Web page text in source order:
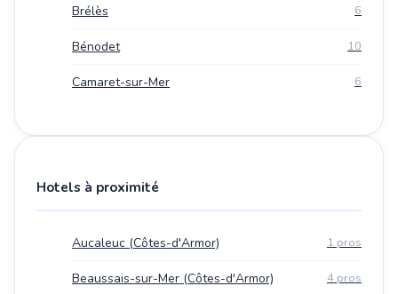
Brélès 6
Bénodet 10
Camaret-sur-Mer 6
Hotels à proximité
Aucaleuc (Côtes-d'Armor) 1 pros
Beaussais-sur-Mer (Côtes-d'Armor) 4 pros